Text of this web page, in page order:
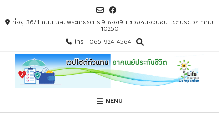
ที่อยู่ 36/1 ถนนเฉลิมพระเกียรติ ร.9 ซอย9 แขวงหนองบอน เขตประเวศ กทม.
10250
โทร : 065-924-4564
MENU